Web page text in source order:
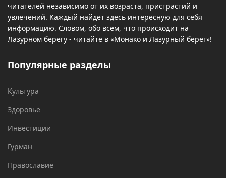
читателей независимо от их возраста, пристрастий и
увлечений. Каждый найдет здесь интересную для себя
информацию. Словом, обо всем, что происходит на
Лазурном берегу - читайте в «Монако и Лазурный берег»!
Популярные разделы
Культура
Здоровье
Инвестиции
Гурман
Православие